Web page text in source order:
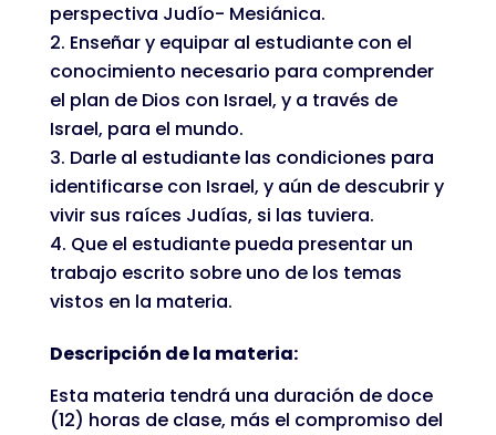
perspectiva Judío- Mesiánica.
Enseñar y equipar al estudiante con el
conocimiento necesario para comprender
el plan de Dios con Israel, y a través de
Israel, para el mundo.
Darle al estudiante las condiciones para
identificarse con Israel, y aún de descubrir y
vivir sus raíces Judías, si las tuviera.
Que el estudiante pueda presentar un
trabajo escrito sobre uno de los temas
vistos en la materia.
Descripción de la materia:
Esta materia tendrá una duración de doce
(12) horas de clase, más el compromiso del